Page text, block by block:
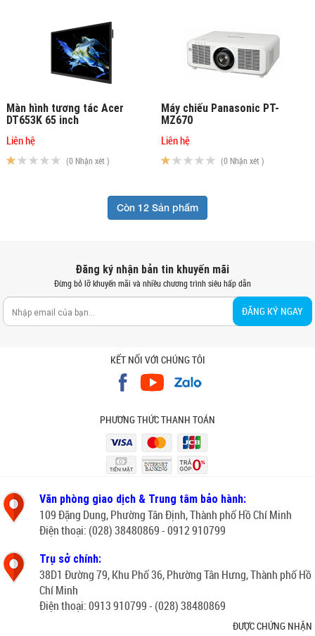
Màn hình tương tác Acer
DT653K 65 inch
Liên hệ
(0 Nhận xét )
Máy chiếu Panasonic PT-
MZ670
Liên hệ
(0 Nhận xét )
Còn 12 Sản phẩm
Đăng ký nhận bản tin khuyến mãi
Đừng bỏ lỡ khuyến mãi và nhiều chương trình siêu hấp dẫn
ĐĂNG KÝ NGAY
KẾT NỐI VỚI CHÚNG TÔI
PHƯƠNG THỨC THANH TOÁN
Văn phòng giao dịch & Trung tâm bảo hành:
109 Đặng Dung, Phường Tân Định, Thành phố Hồ Chí Minh
Điện thoại: (028) 38480869 - 0912 910799
Trụ sở chính:
38D1 Đường 79, Khu Phố 36, Phường Tân Hưng, Thành phố Hồ
Chí Minh
Điện thoại: 0913 910799 - (028) 38480869
ĐƯỢC CHỨNG NHẬN